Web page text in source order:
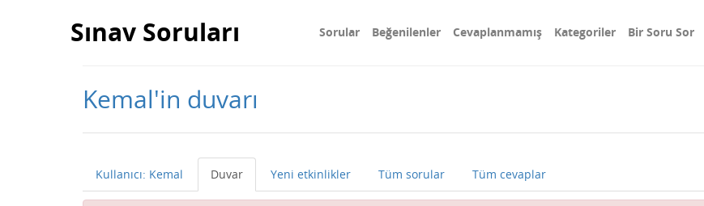
Sınav Soruları Sorular Beğenilenler Cevaplanmamış Kategoriler Bir Soru Sor
Kemal'in duvarı
Kullanıcı: Kemal Duvar Yeni etkinlikler Tüm sorular Tüm cevaplar